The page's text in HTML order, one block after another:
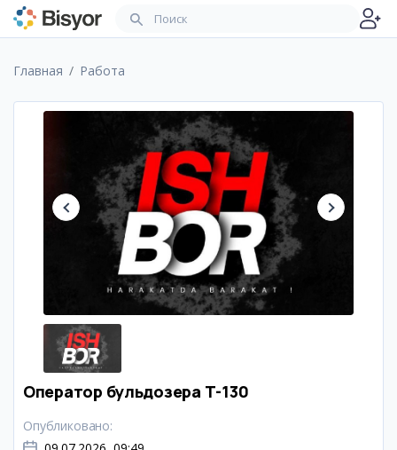
Главная Работа
Оператор бульдозера Т-130
Опубликовано: